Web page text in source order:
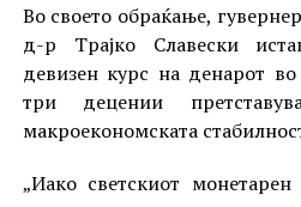
Во своето обраќање,
д-р Трајко Славески
девизен курс на денарот
три децении
макроекономската
„Иако светскиот